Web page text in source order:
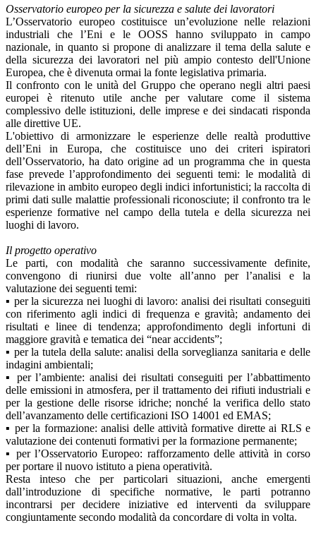
Osservatorio europeo per la sicurezza e salute dei lavoratori
L’Osservatorio europeo costituisce un’evoluzione nelle relazioni
industriali che l’Eni e le OOSS hanno sviluppato in campo
nazionale, in quanto si propone di analizzare il tema della salute e
della sicurezza dei lavoratori nel più ampio contesto dell'Unione
Europea, che è divenuta ormai la fonte legislativa primaria.
Il confronto con le unità del Gruppo che operano negli altri paesi
europei è ritenuto utile anche per valutare come il sistema
complessivo delle istituzioni, delle imprese e dei sindacati risponda
alle direttive UE.
L'obiettivo di armonizzare le esperienze delle realtà produttive
dell’Eni in Europa, che costituisce uno dei criteri ispiratori
dell’Osservatorio, ha dato origine ad un programma che in questa
fase prevede l’approfondimento dei seguenti temi: le modalità di
rilevazione in ambito europeo degli indici infortunistici; la raccolta di
primi dati sulle malattie professionali riconosciute; il confronto tra le
esperienze formative nel campo della tutela e della sicurezza nei
luoghi di lavoro.
Il progetto operativo
Le parti, con modalità che saranno successivamente definite,
convengono di riunirsi due volte all’anno per l’analisi e la
valutazione dei seguenti temi:
▪ per la sicurezza nei luoghi di lavoro: analisi dei risultati conseguiti
con riferimento agli indici di frequenza e gravità; andamento dei
risultati e linee di tendenza; approfondimento degli infortuni di
maggiore gravità e tematica dei “near accidents”;
▪ per la tutela della salute: analisi della sorveglianza sanitaria e delle
indagini ambientali;
▪
per l’ambiente: analisi dei risultati conseguiti per l’abbattimento
delle emissioni in atmosfera, per il trattamento dei rifiuti industriali e
per la gestione delle risorse idriche; nonché la verifica dello stato
dell’avanzamento delle certificazioni ISO 14001 ed EMAS;
▪ per la formazione: analisi delle attività formative dirette ai RLS e
valutazione dei contenuti formativi per la formazione permanente;
▪ per l’Osservatorio Europeo: rafforzamento delle attività in corso
per portare il nuovo istituto a piena operatività.
Resta inteso che per particolari situazioni, anche emergenti
dall’introduzione di specifiche normative, le parti potranno
incontrarsi per decidere iniziative ed interventi da sviluppare
congiuntamente secondo modalità da concordare di volta in volta.